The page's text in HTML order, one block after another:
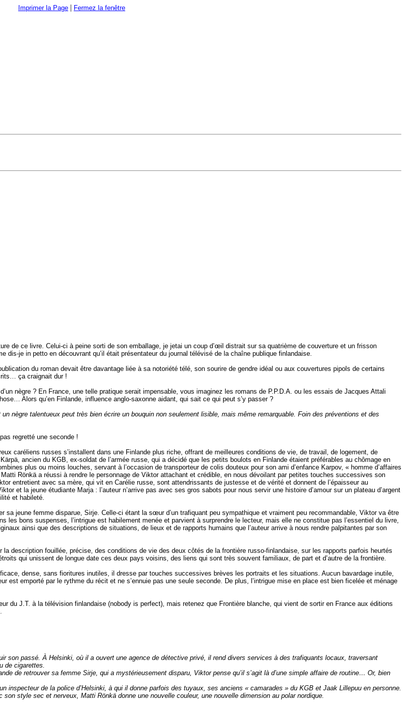
Imprimer la Page | Fermez la fenêtre
de ce livre. Celui-ci à peine sorti de son emballage, je jetai un coup d’œil distrait sur sa quatrième de couverture et un frisson
dis-je in petto en découvrant qu’il était présentateur du journal télévisé de la chaîne publique finlandaise.
du roman devait être davantage liée à sa notoriété télé, son sourire de gendre idéal ou aux couvertures pipols de certains
ça craignait dur !
nègre ? En France, une telle pratique serait impensable, vous imaginez les romans de P.P.D.A. ou les essais de Jacques Attali
Alors qu’en Finlande, influence anglo-saxonne aidant, qui sait ce qui peut s’y passer ?
nègre talentueux peut très bien écrire un bouquin non seulement lisible, mais même remarquable. Foin des préventions et des
regretté une seconde !
caréliens russes s’installent dans une Finlande plus riche, offrant de meilleures conditions de vie, de travail, de logement, de
ancien du KGB, ex-soldat de l’armée russe, qui a décidé que les petits boulots en Finlande étaient préférables au chômage en
plus ou moins louches, servant à l’occasion de transporteur de colis douteux pour son ami d’enfance Karpov, « homme d’affaires
Rönkä a réussi à rendre le personnage de Viktor attachant et crédible, en nous dévoilant par petites touches successives son
entretient avec sa mère, qui vit en Carélie russe, sont attendrissants de justesse et de vérité et donnent de l’épaisseur au
et la jeune étudiante Marja : l’auteur n’arrive pas avec ses gros sabots pour nous servir une histoire d’amour sur un plateau d’argent
et habileté.
jeune femme disparue, Sirje. Celle-ci étant la sœur d’un trafiquant peu sympathique et vraiment peu recommandable, Viktor va être
bons suspenses, l’intrigue est habilement menée et parvient à surprendre le lecteur, mais elle ne constitue pas l’essentiel du livre,
ainsi que des descriptions de situations, de lieux et de rapports humains que l’auteur arrive à nous rendre palpitantes par son
description fouillée, précise, des conditions de vie des deux côtés de la frontière russo-finlandaise, sur les rapports parfois heurtés
qui unissent de longue date ces deux pays voisins, des liens qui sont très souvent familiaux, de part et d’autre de la frontière.
dense, sans fioritures inutiles, il dresse par touches successives brèves les portraits et les situations. Aucun bavardage inutile,
emporté par le rythme du récit et ne s’ennuie pas une seule seconde. De plus, l’intrigue mise en place est bien ficelée et ménage
du J.T. à la télévision finlandaise (nobody is perfect), mais retenez que Frontière blanche, qui vient de sortir en France aux éditions
son passé. À Helsinki, où il a ouvert une agence de détective privé, il rend divers services à des trafiquants locaux, traversant
de cigarettes.
de retrouver sa femme Sirje, qui a mystérieusement disparu, Viktor pense qu’il s’agit là d’une simple affaire de routine… Or, bien
inspecteur de la police d’Helsinki, à qui il donne parfois des tuyaux, ses anciens « camarades » du KGB et Jaak Lillepuu en personne.
style sec et nerveux, Matti Rönkä donne une nouvelle couleur, une nouvelle dimension au polar nordique.